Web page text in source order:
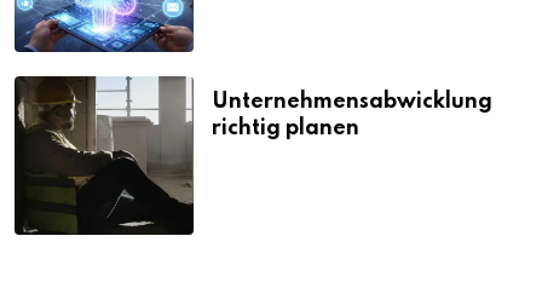
Unternehmensabwicklung
richtig planen